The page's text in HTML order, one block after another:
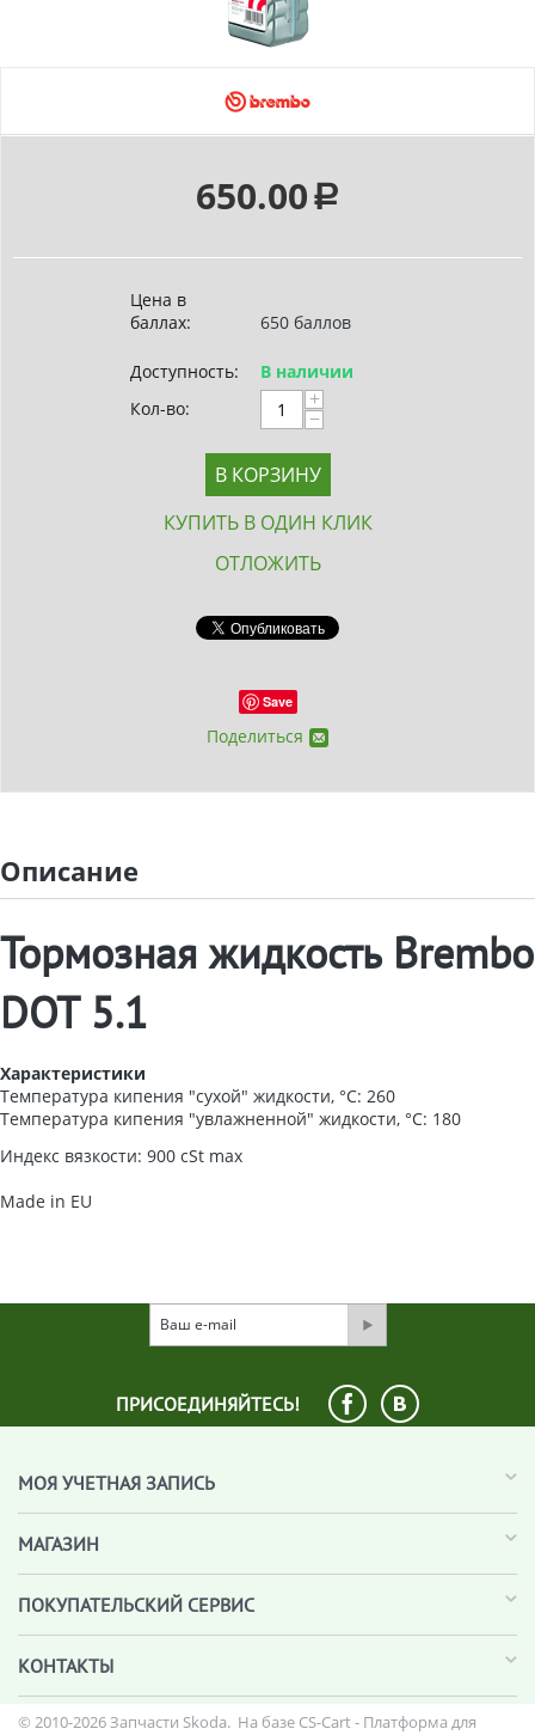
650.00 Р
Цена в
баллах:
650 баллов
Доступность:
В наличии
Кол-во:
+
−
В КОРЗИНУ
КУПИТЬ В ОДИН КЛИК
ОТЛОЖИТЬ
Save
Поделиться
Описание
Тормозная жидкостьBrembo
DOT 5.1
Характеристики
Температура кипения "сухой" жидкости, °С: 260
Температура кипения "увлажненной" жидкости, °С: 180
Индекс вязкости: 900 cSt max
Made in EU
ПРИСОЕДИНЯЙТЕСЬ!
МОЯ УЧЕТНАЯ ЗАПИСЬ
МАГАЗИН
ПОКУПАТЕЛЬСКИЙ СЕРВИС
КОНТАКТЫ
© 2010-2026 Запчасти Skoda. На базе CS-Cart - Платформа для